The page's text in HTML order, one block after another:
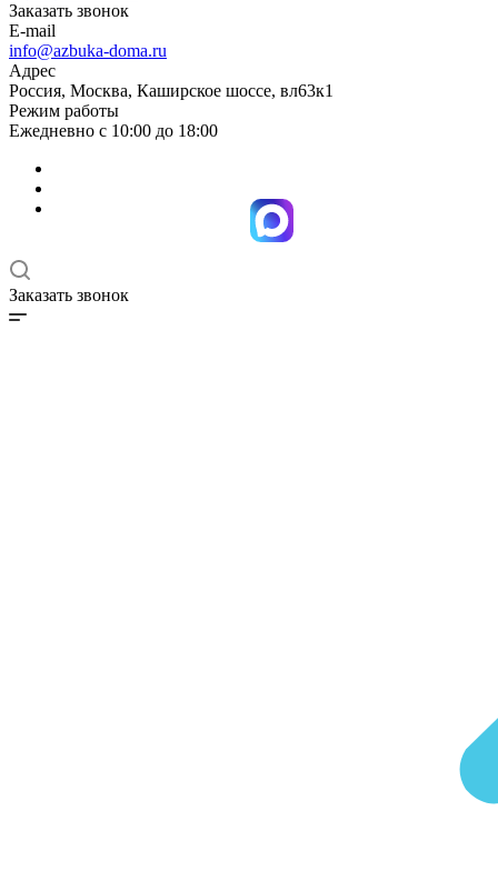
Заказать звонок
E-mail
info@azbuka-doma.ru
Адрес
Россия, Москва, Каширское шоссе, вл63к1
Режим работы
Ежедневно с 10:00 до 18:00
Заказать звонок